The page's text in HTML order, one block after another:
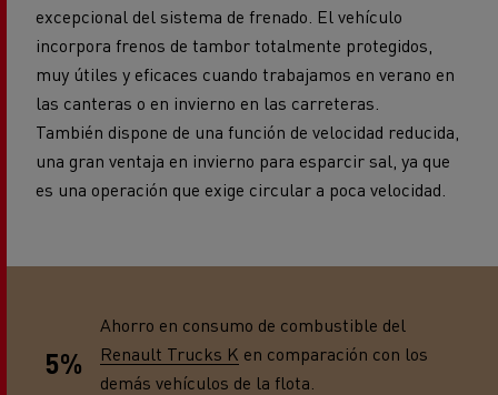
excepcional del sistema de frenado. El vehículo
incorpora frenos de tambor totalmente protegidos,
muy útiles y eficaces cuando trabajamos en verano en
las canteras o en invierno en las carreteras.
También dispone de una función de velocidad reducida,
una gran ventaja en invierno para esparcir sal, ya que
es una operación que exige circular a poca velocidad.
5%
Ahorro en consumo de combustible del
Renault Trucks K en comparación con los
demás vehículos de la flota.